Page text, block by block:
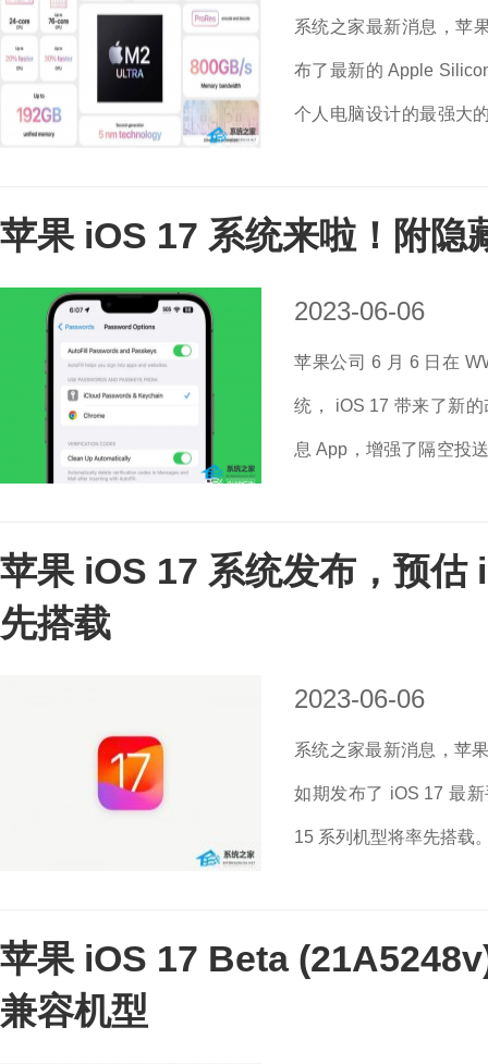
系统之家最新消息，苹
布了最新的 Apple
个人电脑设计的最强大
苹果 iOS 17 系统来啦！附隐
2023-06-06
苹果公司 6 月 6 日在
统， iOS 17 带来了新
息 App，增强了隔空投
苹果 iOS 17 系统发布，预
先搭载
2023-06-06
系统之家最新消息，苹
如期发布了 iOS 17 最
15 系列机型将率先搭载
苹果 iOS 17 Beta
兼容机型